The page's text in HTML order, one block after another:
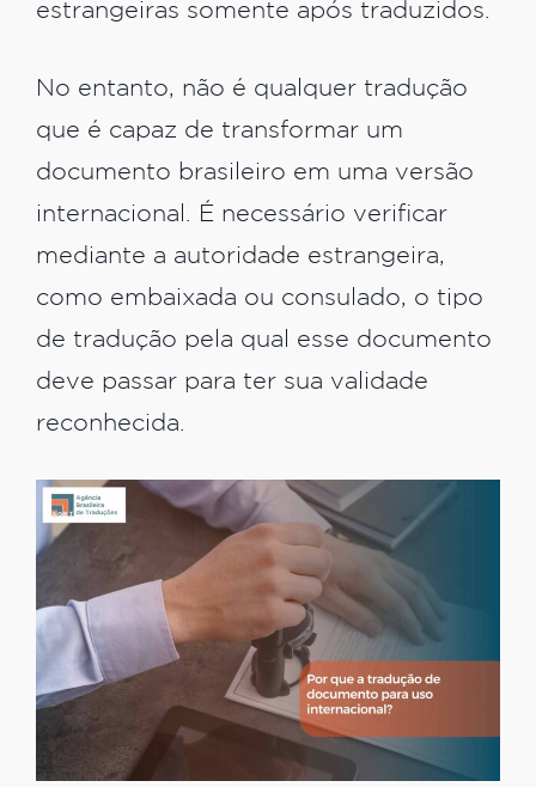
estrangeiras somente após traduzidos.
No entanto, não é qualquer tradução
que é capaz de transformar um
documento brasileiro em uma versão
internacional. É necessário verificar
mediante a autoridade estrangeira,
como embaixada ou consulado, o tipo
de tradução pela qual esse documento
deve passar para ter sua validade
reconhecida.